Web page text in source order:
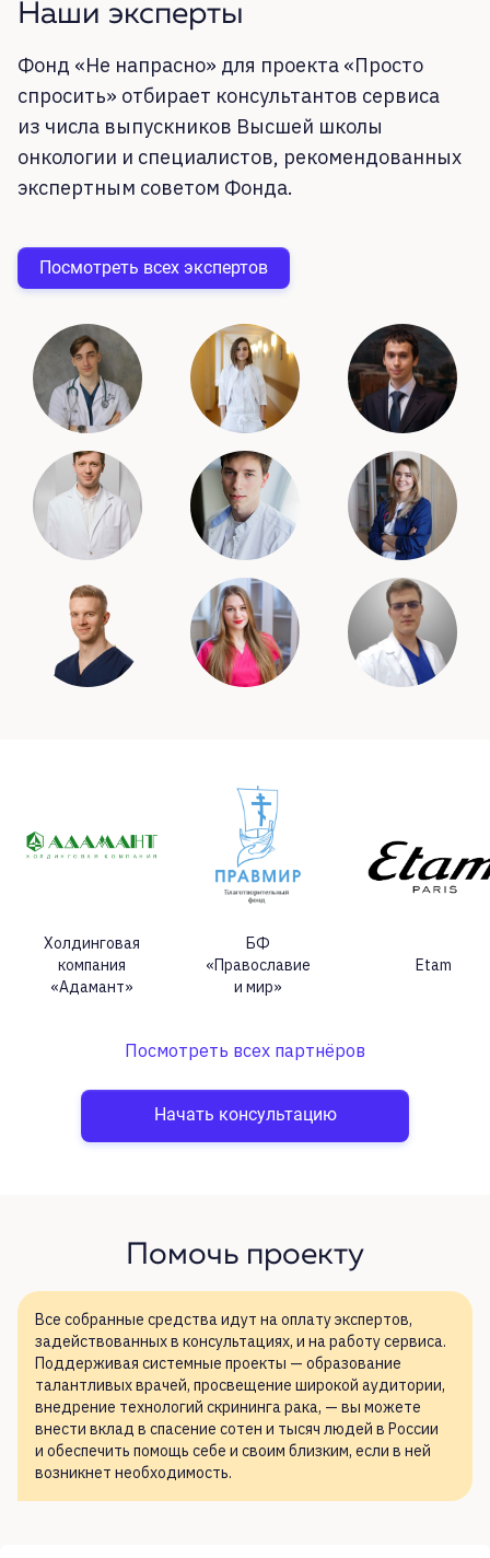
Наши эксперты
Фонд «Не напрасно» для проекта «Просто
спросить» отбирает консультантов сервиса
из числа выпускников Высшей школы
онкологии и специалистов, рекомендованных
экспертным советом Фонда.
Посмотреть всех экспертов
Холдинговая
компания
«Адамант»
БФ
«Православие
и мир»
Etam
Посмотреть всех партнёров
Начать консультацию
Помочь проекту
Все собранные средства идут наоплату экспертов,
задействованных в консультациях, и наработу сервиса.
Поддерживая системные проекты — образование
талантливых врачей, просвещение широкой аудитории,
внедрение технологий скрининга рака, — вы можете
внести вклад в спасение сотен и тысяч людей в России
и обеспечить помощь себе и своим близким, если в ней
возникнет необходимость.